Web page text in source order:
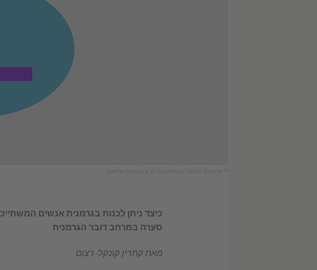
כיצד ניתן לכנות בגרמנית אנשים
סערה במרחב דובר הגרמנית
מאת קתרין קונקל-רצום